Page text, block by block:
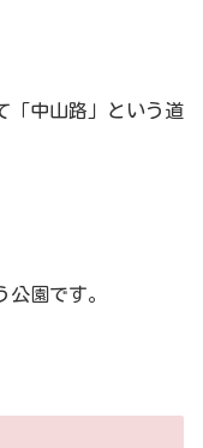
「中山路」という道
公園です。